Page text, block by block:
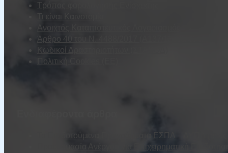
Τρόπος φορολόγησης Ενίσχυσης
Τι είναι Καινοτομία
Ανοιχτός Καταπιστευτικός Λογαριασμός
Άρθρο 40 του Ν. 4488/2017 (Α137/13.09.2017)
Κωδικοί Δραστηριοτήτων (ΣΤΑΚΟΔ)
Πολιτική Cookies (ΕΕ)
Τα Επιδοτούμενα Προγράμματα ΕΣΠΑ – ΔΥΠΑ
Προετοιμασία Ανέργου για Επιχειρηματική